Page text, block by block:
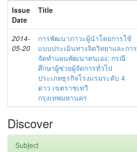
Issue
Date
Title
2014-
05-20
การพัฒนาภาวะผู้นำโดยการใช้
แบบประเมินทางจิตวิทยาและการ
จัดทำแผนพัฒนาตนเอง: กรณี
ศึกษาผู้ช่วยผู้จัดการทั่วไป
ประเภทธุรกิจโรงแรมระดับ 4
ดาว เขตราชเทวี
กรุงเทพมหานคร
Discover
Subject